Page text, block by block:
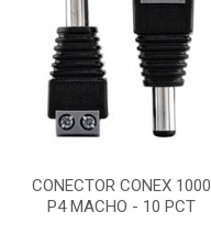
CONECTOR CONEX 1000
P4 MACHO - 10 PCT